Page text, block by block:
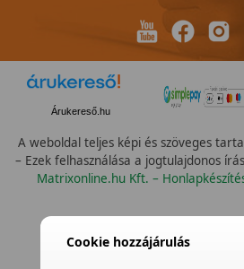
Árukereső.hu
A weboldal teljes képi és szöveges
– Ezek felhasználása a jogtulajdonos
Matrixonline.hu Kft. –
Cookie hozzájárulás